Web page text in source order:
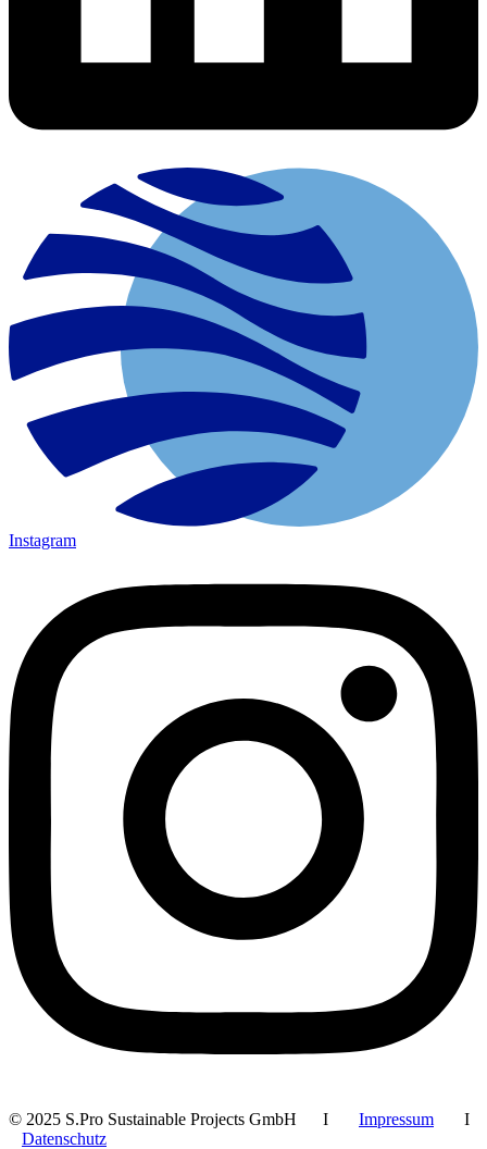
Instagram
© 2025 S.Pro Sustainable Projects GmbH I Impressum I
Datenschutz